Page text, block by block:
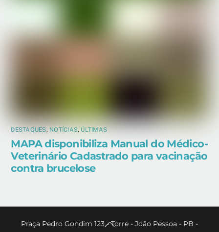
DESTAQUES, NOTÍCIAS, ÚLTIMAS
MAPA disponibiliza Manual do Médico-
Veterinário Cadastrado para vacinação
contra brucelose
Back
Praça Pedro Gondim 123 - Torre - João Pessoa - PB -